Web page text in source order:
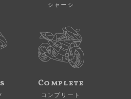
シャーシ
Complete
コンプリート